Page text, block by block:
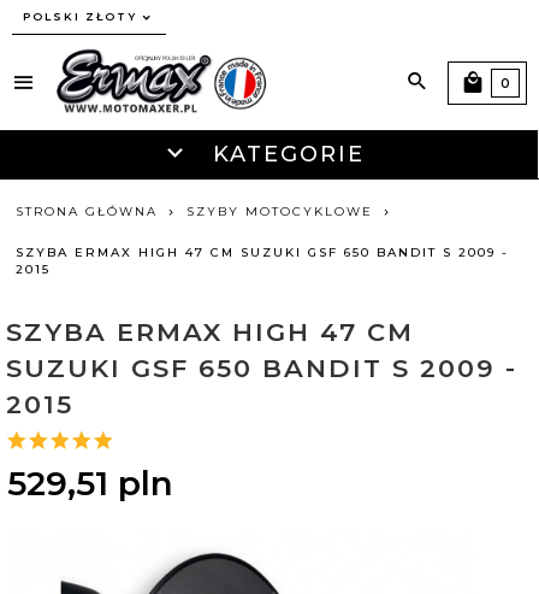
currency_h
POLSKI ZŁOTY
KATEGORIE
0
STRONA GŁÓWNA SZYBY MOTOCYKLOWE
SZYBA ERMAX HIGH 47 CM SUZUKI GSF 650 BANDIT S 2009 -
2015
SZYBA ERMAX HIGH 47 CM
SUZUKI GSF 650 BANDIT S 2009 -
2015
529,51 pln